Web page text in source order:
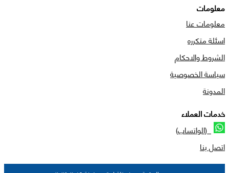
معلومات
معلومات عنا
اسئلة متكرره
الشروط والاحكام
سياسة الخصوصية
المدونة
خدمات العملاء
(الواتساب)
اتصل بنا